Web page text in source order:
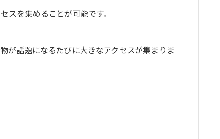
を集めることが可能です。
が話題になるたびに大きなアクセスが集まりま